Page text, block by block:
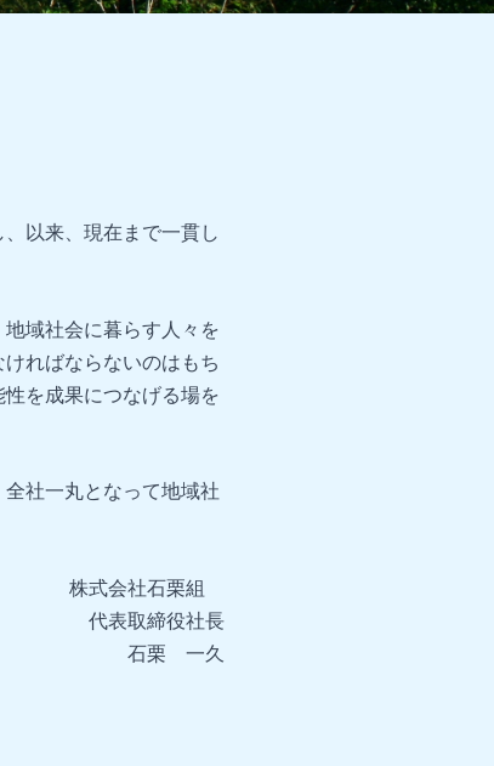
以来、現在まで一貫し
域社会に暮らす人々を
ればならないのはもち
を成果につなげる場を
社一丸となって地域社
株式会社石栗組
代表取締役社長
石栗 一久